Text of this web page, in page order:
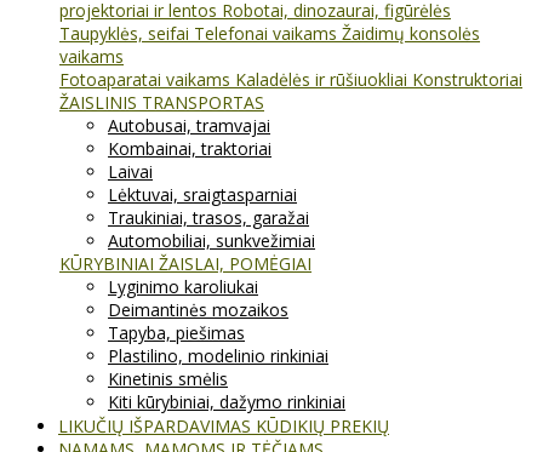
projektoriai ir lentos Robotai, dinozaurai, figūrėlės
Taupyklės, seifai Telefonai vaikams Žaidimų konsolės
vaikams
Fotoaparatai vaikams Kaladėlės ir rūšiuokliai Konstruktoriai
ŽAISLINIS TRANSPORTAS
Autobusai, tramvajai
Kombainai, traktoriai
Laivai
Lėktuvai, sraigtasparniai
Traukiniai, trasos, garažai
Automobiliai, sunkvežimiai
KŪRYBINIAI ŽAISLAI, POMĖGIAI
Lyginimo karoliukai
Deimantinės mozaikos
Tapyba, piešimas
Plastilino, modelinio rinkiniai
Kinetinis smėlis
Kiti kūrybiniai, dažymo rinkiniai
LIKUČIŲ IŠPARDAVIMAS KŪDIKIŲ PREKIŲ